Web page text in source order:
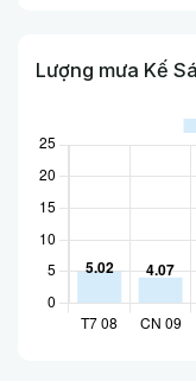
Lượng mưa Kế